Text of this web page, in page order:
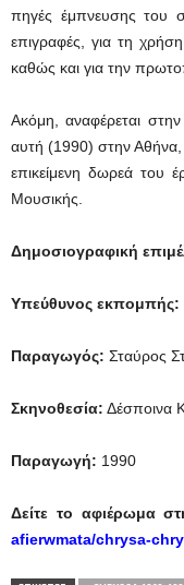
πηγές έμπνευσης του
επιγραφές, για τη
καθώς και για την
Ακόμη, αναφέρεται στην
αυτή (1990) στην Αθήνα,
επικείμενη δωρεά του
Μουσικής.
Δημοσιογραφική
Υπεύθυνος εκπομπής:
Παραγωγός: Σταύρος
Σκηνοθεσία: Δέσποινα
Παραγωγή: 1990
Δείτε το αφιέρωμα
afierwmata/chrysa-